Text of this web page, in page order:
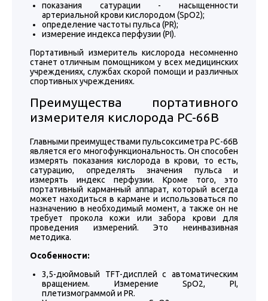
показания сатурации - насыщенности
артериальной крови кислородом (SpO2);
определение частоты пульса (PR);
измерение индекса перфузии (PI).
Портативный измеритель кислорода несомненно
станет отличным помощником у всех медицинских
учреждениях, службах скорой помощи и различных
спортивных учреждениях.
Преимущества портативного
измерителя кислорода PC-66B
Главными преимуществами пульсоксиметра PC-66B
является его многофункциональность. Он способен
измерять показания кислорода в крови, то есть,
сатурацию, определять значения пульса и
измерять индекс перфузии. Кроме того, это
портативный карманный аппарат, который всегда
может находиться в кармане и использоваться по
назначению в необходимый момент, а также он не
требует прокола кожи или забора крови для
проведения измерений. Это неинвазивная
методика.
Особенности:
3,5-дюймовый TFT-дисплей с автоматическим
вращением. Измерение SpO2, PI,
плетизмограммой и PR.